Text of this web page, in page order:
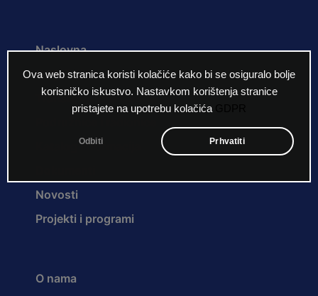
Ova web stranica koristi kolačiće kako bi se osiguralo bolje
korisničko iskustvo. Nastavkom korištenja stranice
pristajete na upotrebu kolačića
Odbiti Prhvatiti
Naslovna
Natječaji za radna mjesta
Transformacija Centra
Katalog informacija
Novosti
Projekti i programi
O nama